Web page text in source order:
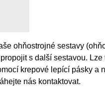
ohňostrojné sestavy
s další sestavou.
krepové lepící pásky a
nás kontaktovat.